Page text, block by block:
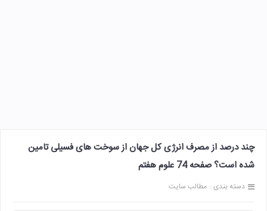
چند درصد از مصرف انرژی کل جهان از سوخت های فسیلی تامین
شده است؟ صفحه 74 علوم هفتم
دسته بندی : مطالب سایت